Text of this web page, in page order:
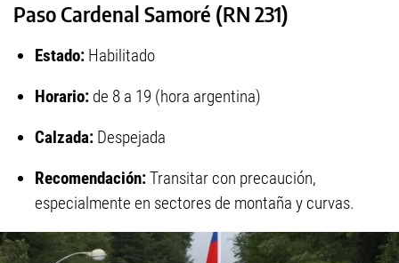
Paso Cardenal Samoré (RN 231)
Estado: Habilitado
Horario: de 8 a 19 (hora argentina)
Calzada: Despejada
Recomendación:Transitar con precaución,
especialmente en sectores de montaña y curvas.